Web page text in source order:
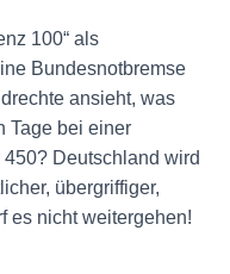
100“ als
Bundesnotbremse
ansieht, was
Tage bei einer
450? Deutschland wird
übergriffiger,
es nicht weitergehen!